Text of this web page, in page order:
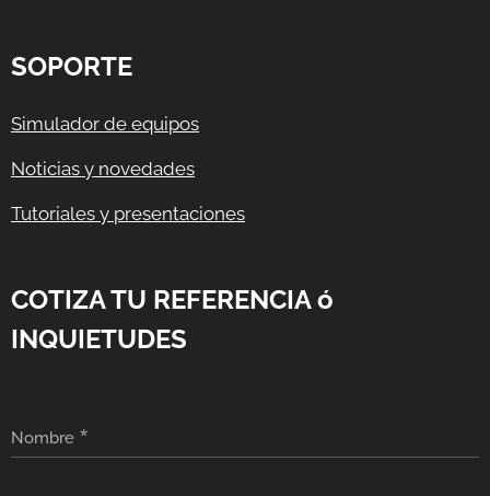
SOPORTE
Simulador de equipos
Noticias y novedades
Tutoriales y presentaciones
COTIZA TU REFERENCIA ó
INQUIETUDES
Nombre